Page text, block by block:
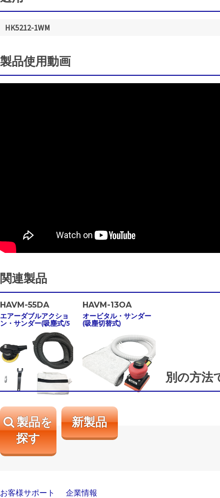
HK5212-1WM
製品使用動画
関連製品
HAVM-55DA
エアーダブルアクショ
ン・サンダー(吸塵式/5
HAVM-13OA
オービタル・サンダー
(吸塵切替式)
別の方法
製品を
探す
新製品
お客様サポート 企業情報